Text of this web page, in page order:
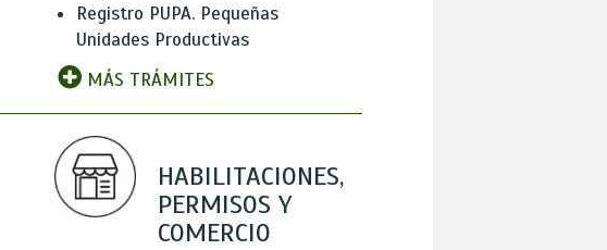
Registro PUPA. Pequeñas
Unidades Productivas
MÁS TRÁMITES
HABILITACIONES,
PERMISOS Y
COMERCIO